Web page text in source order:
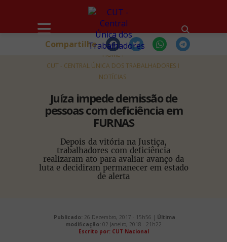
HOME
CUT - CENTRAL ÚNICA DOS TRABALHADORES
NOTÍCIAS
Juíza impede demissão de
pessoas com deficiência em
FURNAS
Depois da vitória na Justiça,
trabalhadores com deficiência
realizaram ato para avaliar avanço da
luta e decidiram permanecer em estado
de alerta
Compartilhe
Publicado: 26 Dezembro, 2017 - 15h56 | Última
modificação: 02 Janeiro, 2018 - 21h22
Escrito por: CUT Nacional